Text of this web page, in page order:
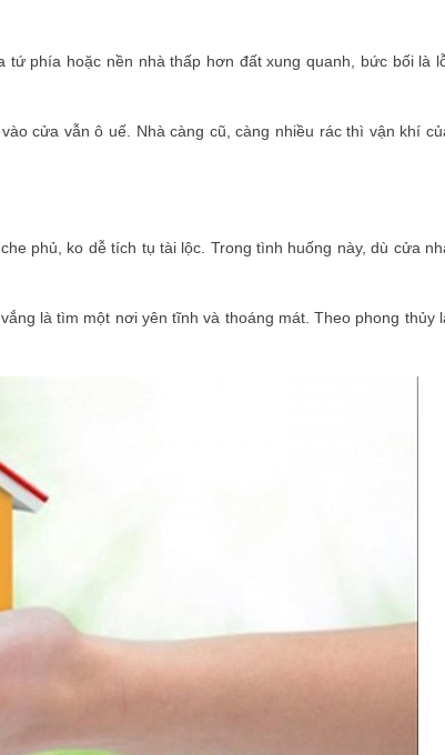
tứ phía hoặc nền nhà thấp hơn đất xung quanh, bức bối là
cửa vẫn ô uế. Nhà càng cũ, càng nhiều rác thì vận khí
phủ, ko dễ tích tụ tài lộc. Trong tình huống này, dù cửa
là tìm một nơi yên tĩnh và thoáng mát. Theo phong thủy